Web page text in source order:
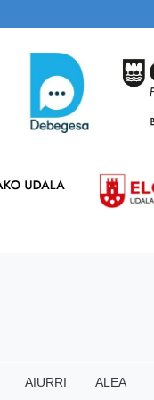
AIURRI ALEA